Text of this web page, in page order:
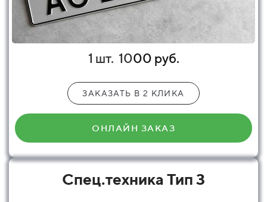
1 шт. 1000 руб.
ЗАКАЗАТЬ В 2 КЛИКА
ОНЛАЙН ЗАКАЗ
Спец.техника Тип 3